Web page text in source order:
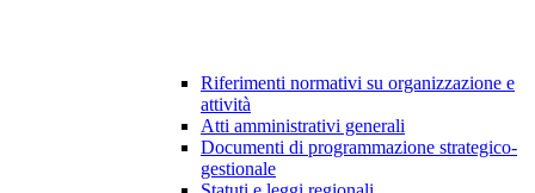
Riferimenti normativi su organizzazione e
attività
Atti amministrativi generali
Documenti di programmazione strategico-
gestionale